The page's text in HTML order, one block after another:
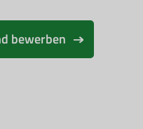
bewerben